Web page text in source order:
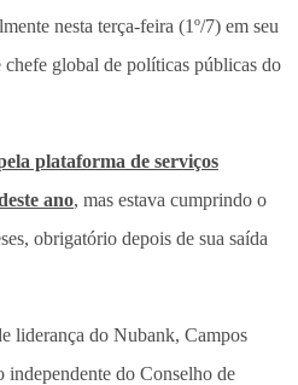
nesta terça-feira (1º/7) em seu
global de políticas públicas do
plataforma de serviços
ano, mas estava cumprindo o
obrigatório depois de sua saída
liderança do Nubank, Campos
independente do Conselho de